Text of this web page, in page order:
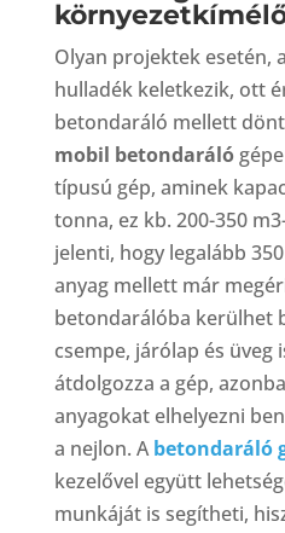
Olyan projektek esetén,
hulladék keletkezik, ott
betondaráló mellett
mobil betondarálógépe
típusú gép, aminek
tonna, ez kb. 200-350
jelenti, hogy legalább
anyag mellett már
betondarálóba kerülhet
csempe, járólap és üveg
átdolgozza a gép,
anyagokat elhelyezni
a nejlon. Abetondaráló
kezelővel együtt
munkáját is segítheti,